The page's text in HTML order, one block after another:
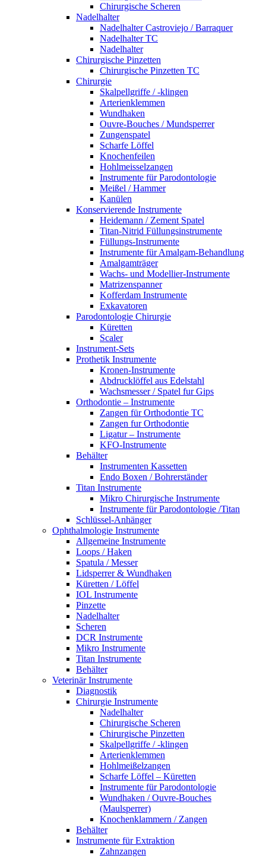
Chirurgische Scheren
Nadelhalter
Nadelhalter Castroviejo / Barraquer
Nadelhalter TC
Nadelhalter
Chirurgische Pinzetten
Chirurgische Pinzetten TC
Chirurgie
Skalpellgriffe / -klingen
Arterienklemmen
Wundhaken
Ouvre-Bouches / Mundsperrer
Zungenspatel
Scharfe Löffel
Knochenfeilen
Hohlmeisselzangen
Instrumente für Parodontologie
Meißel / Hammer
Kanülen
Konservierende Instrumente
Heidemann / Zement Spatel
Titan-Nitrid Füllungsinstrumente
Füllungs-Instrumente
Instrumente für Amalgam-Behandlung
Amalgamträger
Wachs- und Modellier-Instrumente
Matrizenspanner
Kofferdam Instrumente
Exkavatoren
Parodontologie Chirurgie
Küretten
Scaler
Instrument-Sets
Prothetik Instrumente
Kronen-Instrumente
Abdrucklöffel aus Edelstahl
Wachsmesser / Spatel fur Gips
Orthodontie – Instrumente
Zangen für Orthodontie TC
Zangen fur Orthodontie
Ligatur – Instrumente
KFO-Instrumente
Behälter
Instrumenten Kassetten
Endo Boxen / Bohrerständer
Titan Instrumente
Mikro Chirurgische Instrumente
Instrumente für Parodontologie /Titan
Schlüssel-Anhänger
Ophthalmologie Instrumente
Allgemeine Instrumente
Loops / Haken
Spatula / Messer
Lidsperrer & Wundhaken
Küretten / Löffel
IOL Instrumente
Pinzette
Nadelhalter
Scheren
DCR Instrumente
Mikro Instrumente
Titan Instrumente
Behälter
Veterinär Instrumente
Diagnostik
Chirurgie Instrumente
Nadelhalter
Chirurgische Scheren
Chirurgische Pinzetten
Skalpellgriffe / -klingen
Arterienklemmen
Hohlmeißelzangen
Scharfe Löffel – Küretten
Instrumente für Parodontologie
Wundhaken / Ouvre-Bouches
(Maulsperrer)
Knochenklammern / Zangen
Behälter
Instrumente für Extraktion
Zahnzangen